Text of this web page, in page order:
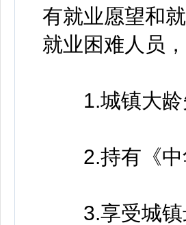
有就业愿望和
就业困难人员
1.城镇大龄
2.持有《中
3.享受城镇